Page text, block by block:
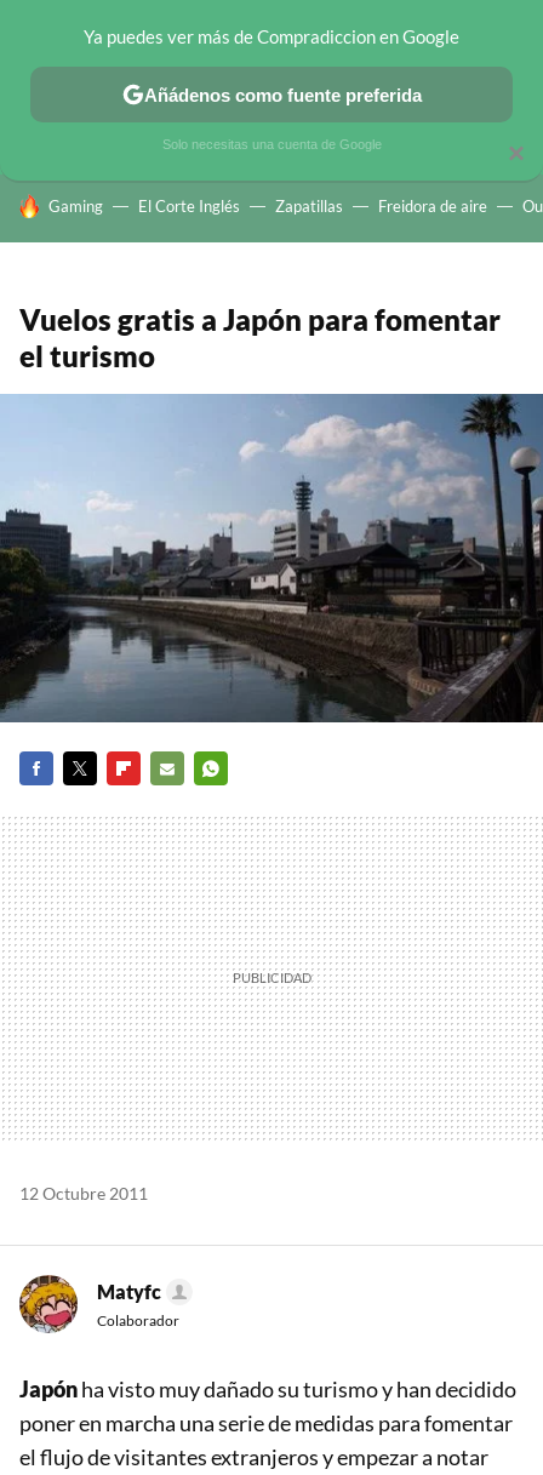
CHOLLOS TELEGRAM OFERTAS EN MÓVILES OFERTAS EN
HOY SE HABLA DE
Gaming El Corte Inglés Zapatillas Freidora de aire
Vuelos gratis a Japón para fomentar
el turismo
MAIL
12 Octubre 2011
Matyfc
Colaborador
Japónha visto muy dañado su turismo y han decidido
poner en marcha una serie de medidas para fomentar
el flujo de visitantes extranjeros y empezar a notar
×
Ya puedes ver más de Compradiccion en Google
Añádenos como fuente preferida
Solo necesitas una cuenta de Google